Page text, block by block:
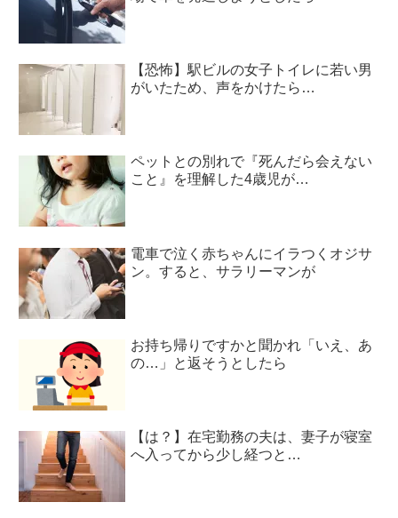
【恐怖】駅ビルの女子トイレに若い男
がいたため、声をかけたら…
ペットとの別れで『死んだら会えない
こと』を理解した4歳児が…
電車で泣く赤ちゃんにイラつくオジサ
ン。すると、サラリーマンが
お持ち帰りですかと聞かれ「いえ、あ
の…」と返そうとしたら
【は？】在宅勤務の夫は、妻子が寝室
へ入ってから少し経つと…